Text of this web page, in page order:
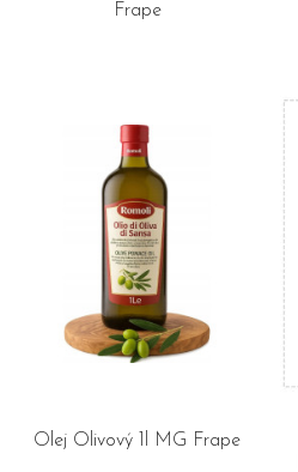
Frape
Olej Olivový 1l MG Frape